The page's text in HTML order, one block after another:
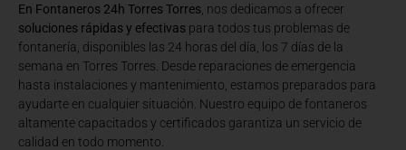
En Fontaneros 24h Torres Torres , nos dedicamos a ofrecer
soluciones rápidas y efectivas para todos tus problemas de
fontanería, disponibles las 24 horas del día, los 7 días de la
semana en Torres Torres. Desde reparaciones de emergencia
hasta instalaciones y mantenimiento, estamos preparados para
ayudarte en cualquier situación. Nuestro equipo de fontaneros
altamente capacitados y certificados garantiza un servicio de
calidad en todo momento.